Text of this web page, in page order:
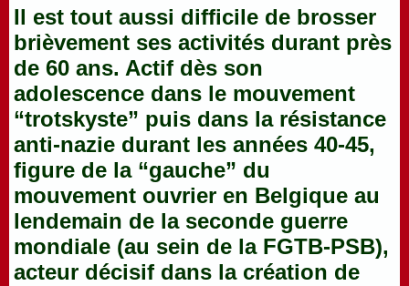
Il est tout aussi difficile de brosser
brièvement ses activités durant près
de 60 ans. Actif dès son
adolescence dans le mouvement
“trotskyste” puis dans la résistance
anti-nazie durant les années 40-45,
figure de la “gauche” du
mouvement ouvrier en Belgique au
lendemain de la seconde guerre
mondiale (au sein de la FGTB-PSB),
acteur décisif dans la création de